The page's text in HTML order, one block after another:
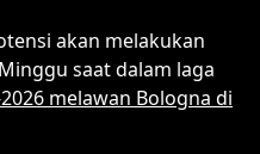
akan melakukan
saat dalam laga
melawan Bologna di